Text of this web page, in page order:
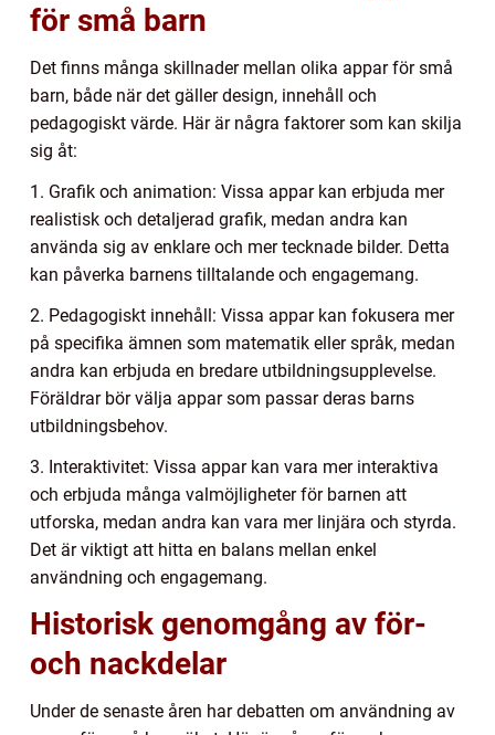
för små barn
Det finns många skillnader mellan olika appar för små
barn, både när det gäller design, innehåll och
pedagogiskt värde. Här är några faktorer som kan skilja
sig åt:
1. Grafik och animation: Vissa appar kan erbjuda mer
realistisk och detaljerad grafik, medan andra kan
använda sig av enklare och mer tecknade bilder. Detta
kan påverka barnens tilltalande och engagemang.
2. Pedagogiskt innehåll: Vissa appar kan fokusera mer
på specifika ämnen som matematik eller språk, medan
andra kan erbjuda en bredare utbildningsupplevelse.
Föräldrar bör välja appar som passar deras barns
utbildningsbehov.
3. Interaktivitet: Vissa appar kan vara mer interaktiva
och erbjuda många valmöjligheter för barnen att
utforska, medan andra kan vara mer linjära och styrda.
Det är viktigt att hitta en balans mellan enkel
användning och engagemang.
Historisk genomgång av för-
och nackdelar
Under de senaste åren har debatten om användning av